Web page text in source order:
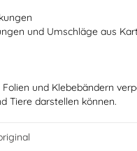
und Umschläge aus
und Klebebändern
Tiere darstellen können.